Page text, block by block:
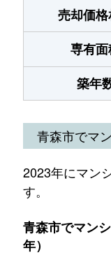
売却価
専有
築年
青森市でマ
2023年にマン
す。
青森市でマン
年）